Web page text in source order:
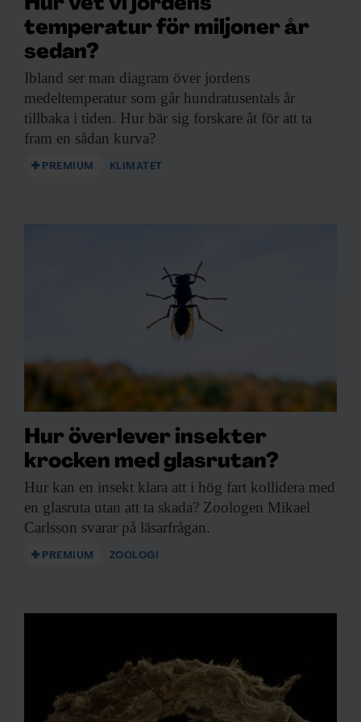
KUNSKAP BASERAD PÅ VETENSKAP
Prenumerera på
Forskning & Framsteg!
Beställ i dag!
temperatur för miljoner år
sedan?
Ibland ser man diagram över jordens
medeltemperatur som går hundratusentals år
tillbaka i tiden. Hur bär sig forskare åt för att ta
fram en sådan kurva?
PREMIUM KLIMATET
Hur överlever insekter
krocken med glasrutan?
Hur kan en insekt klara att i hög fart kollidera med
en glasruta utan att ta skada? Zoologen Mikael
Carlsson svarar på läsarfrågan.
PREMIUM ZOOLOGI